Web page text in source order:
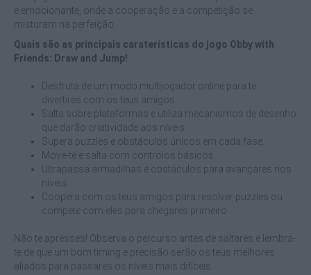
e emocionante, onde a cooperação e a competição se
misturam na perfeição.
Quais são as principais caraterísticas do jogo Obby with
Friends: Draw and Jump!
Desfruta de um modo multijogador online para te
divertires com os teus amigos.
Salta sobre plataformas e utiliza mecanismos de desenho
que darão criatividade aos níveis.
Supera puzzles e obstáculos únicos em cada fase.
Move-te e salta com controlos básicos.
Ultrapassa armadilhas e obstáculos para avançares nos
níveis.
Coopera com os teus amigos para resolver puzzles ou
compete com eles para chegares primeiro.
Não te apresses! Observa o percurso antes de saltares e lembra-
te de que um bom timing e precisão serão os teus melhores
aliados para passares os níveis mais difíceis.